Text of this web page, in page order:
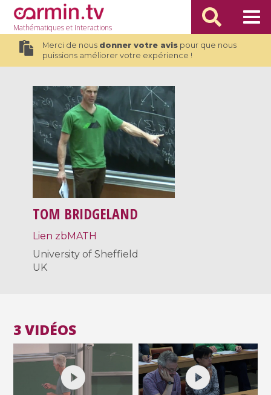
Mathématiqueset Interactions
Merci de nous donner votre avispour que nous
puissions améliorer votre expérience !
TOM BRIDGELAND
Lien zbMATH
University of Sheffield
UK
3 VIDÉOS